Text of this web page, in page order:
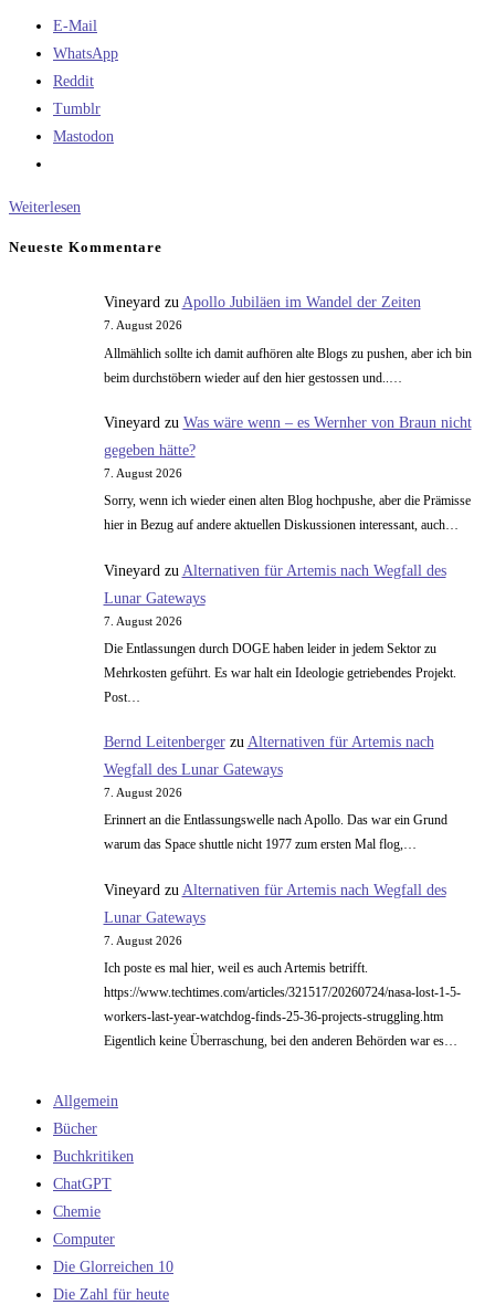
E-Mail
WhatsApp
Reddit
Tumblr
Mastodon
Weiterlesen
Eine
Neueste Kommentare
Vineyardzu Apollo Jubiläen im Wandel der Zeiten
7. August 2026
Allmählich sollte ich damit aufhören alte Blogs zu pushen, aber ich bin
beim durchstöbern wieder auf den hier gestossen und..…
Vineyard zu Was wäre wenn – es Wernher von Braun nicht
gegeben hätte?
7. August 2026
Sorry, wenn ich wieder einen alten Blog hochpushe, aber die Prämisse
hier in Bezug auf andere aktuellen Diskussionen interessant, auch…
Vineyard zu Alternativen für Artemis nach Wegfall des
Lunar Gateways
7. August 2026
Die Entlassungen durch DOGE haben leider in jedem Sektor zu
Mehrkosten geführt. Es war halt ein Ideologie getriebendes Projekt.
Post…
Bernd Leitenbergerzu Alternativen für Artemis nach
Wegfall des Lunar Gateways
7. August 2026
Erinnert an die Entlassungswelle nach Apollo. Das war ein Grund
warum das Space shuttle nicht 1977 zum ersten Mal flog,…
Vineyard zu Alternativen für Artemis nach Wegfall des
Lunar Gateways
7. August 2026
Ich poste es mal hier, weil es auch Artemis betrifft.
https://www.techtimes.com/articles/321517/20260724/nasa-lost-1-5-
workers-last-year-watchdog-finds-25-36-projects-struggling.htm
Eigentlich keine Überraschung, bei den anderen Behörden war es…
Allgemein
Bücher
Buchkritiken
ChatGPT
Chemie
Computer
Die Glorreichen 10
Die Zahl für heute